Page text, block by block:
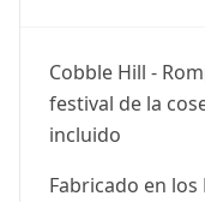
Cobble Hill -
festival de la
incluido
Fabricado en